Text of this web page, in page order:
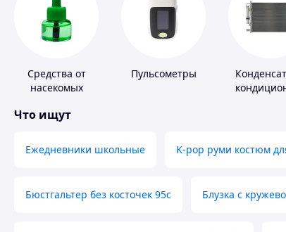
Средства от
насекомых
Пульсометры
Что ищут
Ежедневники школьные K-pop руми костюм
Бюстгальтер без косточек 95с Блузка с